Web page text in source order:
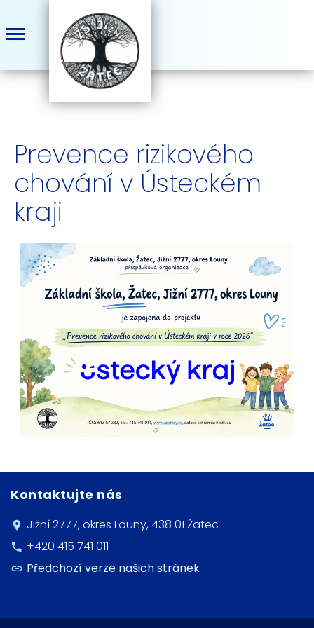
Prevence rizikového
chování v Ústeckém
kraji
Kontaktujte nás
Jižní 2777, okres Louny, 438 01 Žatec
+420 415 741 011
Předchozí verze našich stránek